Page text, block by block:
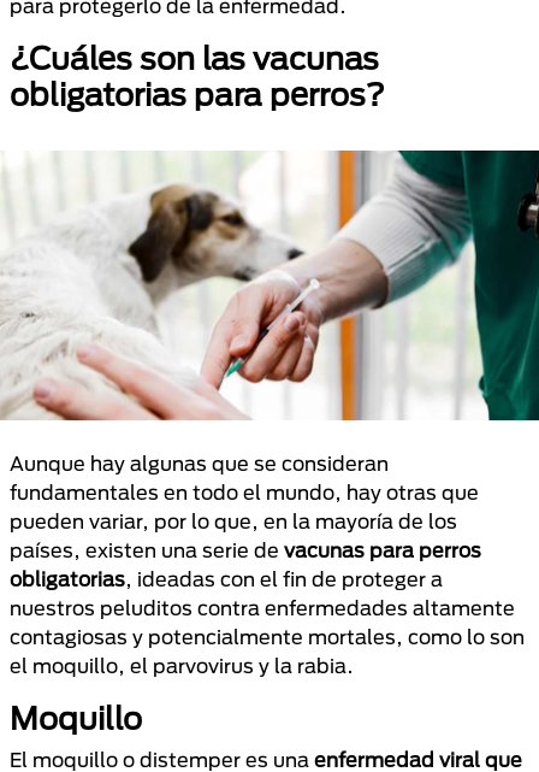
para protegerlo de la enfermedad.
¿Cuáles son las vacunas
obligatorias para perros?
Aunque hay algunas que se consideran
fundamentales en todo el mundo, hay otras que
pueden variar, por lo que, en la mayoría de los
países, existen una serie de vacunas para perros
obligatorias, ideadas con el fin de proteger a
nuestros peluditos contra enfermedades altamente
contagiosas y potencialmente mortales, como lo son
el moquillo, el parvovirus y la rabia.
Moquillo
El moquillo o distemper es una enfermedad viral que